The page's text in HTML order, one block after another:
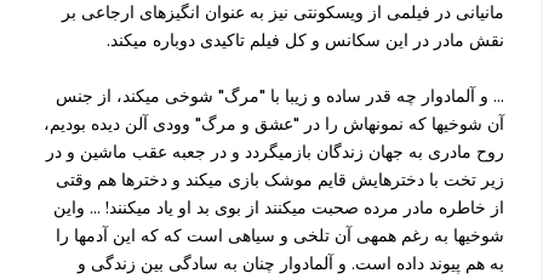
مانیانی در فیلمی از ویسکونتی نیز به عنوان انگیزه­ای ارجاعی بر
نقش مادر در این سکانس و کل فیلم تاکیدی دوباره می­کند.
... و آلمادوار چه قدر ساده و زیبا با "مرگ" شوخی می­کند، از جنس
آن شوخی­ها که نمونه­اش را در "عشق و مرگ" وودی آلن دیده بودیم،
روح مادری به جهان زندگان بازمی­گردد و در جعبه عقب ماشین و در
زیر تخت با دخترهایش قایم موشک بازی می­کند و دخترها هم وقتی
از خاطره مادر مرده صحبت می­کنند از بوی بد او یاد می­کنند! ... واین
شوخی­ها به رغم همه­ی آن تلخی و سیاهی است که که این آدمها را
به هم پیوند داده است. و آلمادوار چنان به سادگی بین زندگی و